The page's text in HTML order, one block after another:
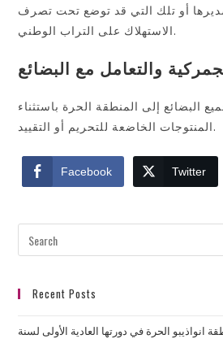
أو تلك التي قد توضع تحت تصرف
الاستهلاك على التراب الوطني.
والتعامل مع البضائع
البضائع إلى المنطقة الحرة باستثناء
المنتوجات الخاضعة للتحريم أو التقييد.
Facebook Twitter
Recent Posts
انواذيبو الحرة في دورتها العادية الأولى لسنة